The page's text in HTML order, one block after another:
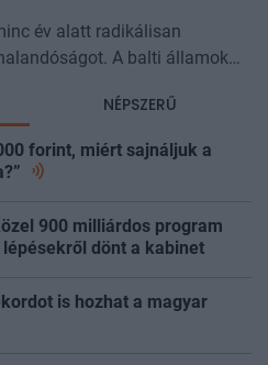
év alatt radikálisan
A balti államok
NÉPSZERŰ
forint, miért sajnáljuk a
900 milliárdos program
dönt a kabinet
is hozhat a magyar